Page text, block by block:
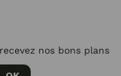
nos bons plans